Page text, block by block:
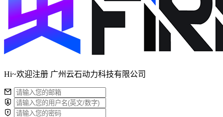
Hi~欢迎注册 广州云石动力科技有限公司